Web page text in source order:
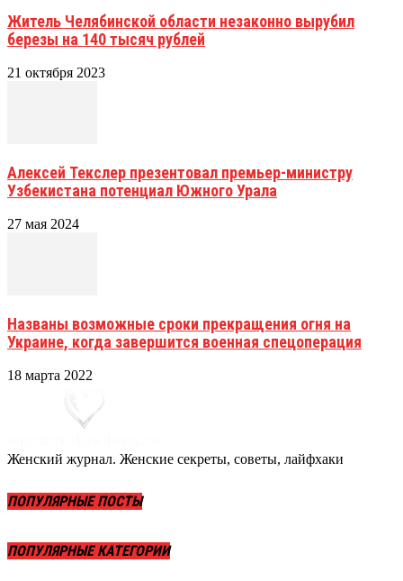
Житель Челябинской области незаконно вырубил
березы на 140 тысяч рублей
21 октября 2023
Алексей Текслер презентовал премьер-министру
Узбекистана потенциал Южного Урала
27 мая 2024
Названы возможные сроки прекращения огня на
Украине, когда завершится военная спецоперация
18 марта 2022
Женский журнал. Женские секреты, советы, лайфхаки
ПОПУЛЯРНЫЕ ПОСТЫ
ПОПУЛЯРНЫЕ КАТЕГОРИИ